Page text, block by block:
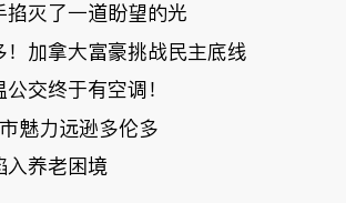
掐灭了一道盼望的光
！加拿大富豪挑战民主底线
交终于有空调！
魅力远逊多伦多
入养老困境